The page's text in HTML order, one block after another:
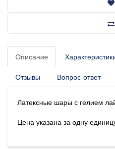
Описание
Отзывы Вопрос-ответ
Латексные шары с гелием
Цена указана за одну